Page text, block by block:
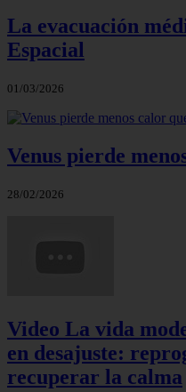
La evacuación
Espacial
01/03/2026
Venus pierde
28/02/2026
Video La vida
en desajuste:
recuperar la calma